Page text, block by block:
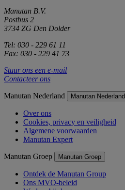
Manutan B.V.
Postbus 2
3734 ZG Den Dolder
Tel: 030 - 229 61 11
Fax: 030 - 229 41 73
Stuur ons een e-mail
Contacteer ons
Manutan Nederland Manutan Nederland
Over ons
Cookies, privacy en veiligheid
Algemene voorwaarden
Manutan Expert
Manutan Groep Manutan Groep
Ontdek de Manutan Group
Ons MVO-beleid